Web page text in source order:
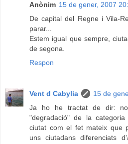
Anònim 15 de gener, 2007
De capital del Regne i Vila-
parar...
Estem igual que sempre,
de segona.
Respon
Vent d Cabylia
15 de
Ja ho he tractat de dir:
"degradació" de la
ciutat com el fet mateix que
uns ciutadans diferenciats